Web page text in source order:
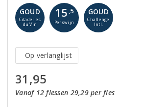
GOUD
Citadelles
du Vin
15 ,5
Perswijn
GOUD
Challenge
Intl.
Op verlanglijst
31,95
Vanaf 12 flessen 29,29 per fles